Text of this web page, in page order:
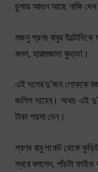
চুলায় আগুন আছে নাকি দেখ
মজনু প্রণব বাবুর
বলল, হারামজাদা কুত্তা।
এই দলের দু’জন লোককে
জলিল সাহেব। অথচ এই
টাকা পয়সা দেন।
প্রণব বাবু পকেট থেকে
স্বরে বললেন, পাঁচটা